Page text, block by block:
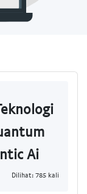
Ai
Dilihat: 785 kali